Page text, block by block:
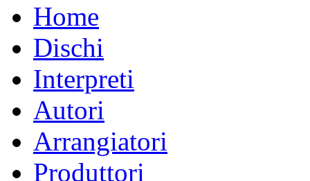
Home
Dischi
Interpreti
Autori
Arrangiatori
Produttori